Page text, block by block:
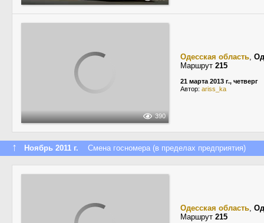
390
Одесская область,
Маршрут 215
21 марта 2013 г., четверг
Автор: ariss_ka
↑ Ноябрь 2011 г. Смена госномера (в пределах предприятия)
Одесская область,
Маршрут 215